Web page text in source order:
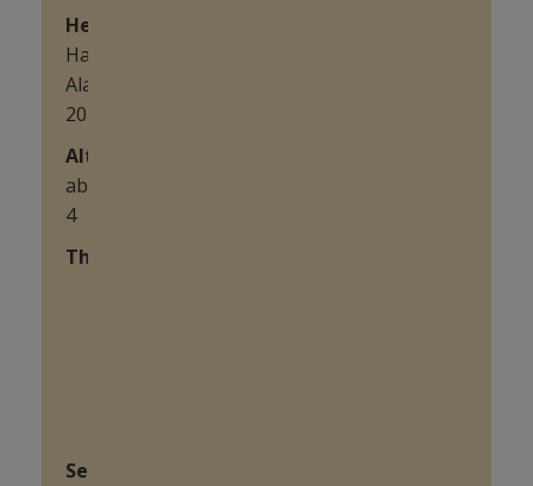
HerausgeberIn
Hamburg:
Aladin
2015
Alter
ab
4
Themen:
Seitenanzahl: